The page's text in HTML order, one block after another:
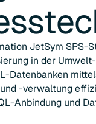
JetSym SPS-
in der
Datenbanken
-verwaltung
Anbindung und